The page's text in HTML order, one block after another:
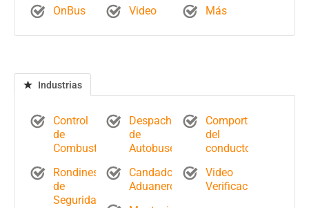
OnBus
Video Más
Industrias
Control
de
Combustible
Despacho
de
Autobuses
Comportamiento
del
conductor
Rondines
de
Seguridad
Candados
Aduaneros
Video
Verificación